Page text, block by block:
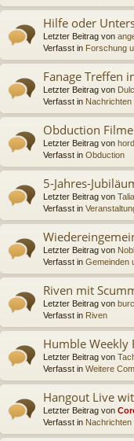
Hilfe oder
Letzter Beitrag von
Verfasst in Forschung
Fanage Treffen
Letzter Beitrag von
Verfasst in
Obduction
Letzter Beitrag von
Verfasst in Obduction
5-Jahres-
Letzter Beitrag von
Verfasst in
Letzter Beitrag von
Verfasst in Gemeinden
Riven mit
Letzter Beitrag von
Verfasst in Riven
Humble Weekly
Letzter Beitrag von
Verfasst in Weitere
Hangout Live
Letzter Beitrag von
Verfasst in